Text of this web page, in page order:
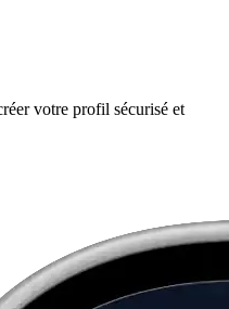
votre profil sécurisé et